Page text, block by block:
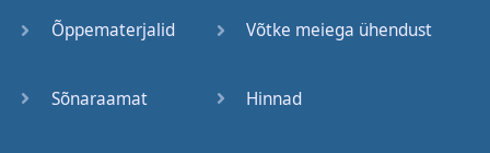
Õppematerjalid
Sõnaraamat
Võtke meiega ühendust
Hinnad